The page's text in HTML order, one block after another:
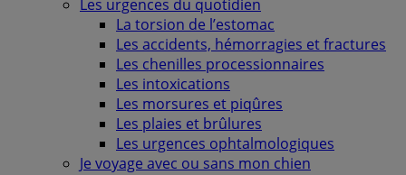
Les urgences du quotidien
La torsion de l’estomac
Les accidents, hémorragies et fractures
Les chenilles processionnaires
Les intoxications
Les morsures et piqûres
Les plaies et brûlures
Les urgences ophtalmologiques
Je voyage avec ou sans mon chien